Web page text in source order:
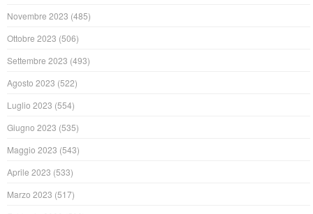
Novembre 2023 (485)
Ottobre 2023 (506)
Settembre 2023 (493)
Agosto 2023 (522)
Luglio 2023 (554)
Giugno 2023 (535)
Maggio 2023 (543)
Aprile 2023 (533)
Marzo 2023 (517)